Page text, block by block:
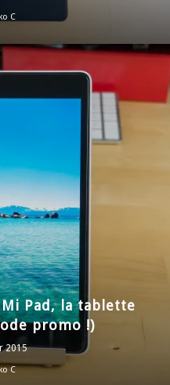
C
Pad, la tablette
promo !)
2015
C